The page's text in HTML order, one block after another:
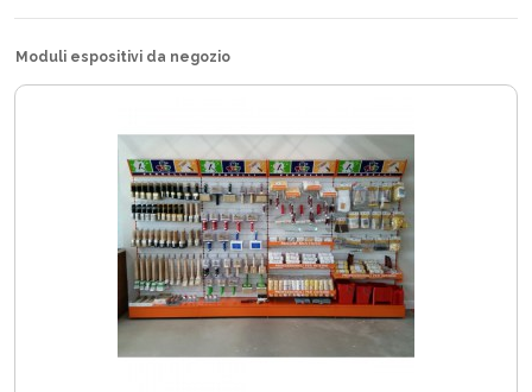
Moduli espositivi da negozio